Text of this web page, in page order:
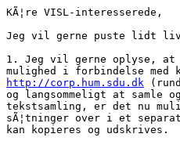
KÃ¦re VISL-interesserede,
Jeg vil gerne puste lidt liv
1. Jeg vil gerne oplyse,
http://corp.hum.sdu.dk
og langsommeligt at samle
tekstsamling, er det nu
sÃ¦tninger over i et
kan kopieres og udskrives.